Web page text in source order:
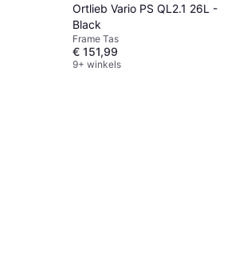
Ortlieb Vario PS QL2.1 26L -
Black
Frame Tas
€ 151,99
9+ winkels